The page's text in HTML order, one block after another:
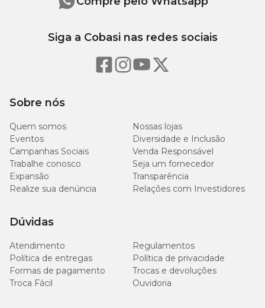
Sobre nós
Quem somos
Nossas lojas
Eventos
Diversidade e Inclusão
Campanhas Sociais
Venda Responsável
Trabalhe conosco
Seja um fornecedor
Expansão
Transparência
Realize sua denúncia
Relações com Investidores
Dúvidas
Atendimento
Regulamentos
Política de entregas
Política de privacidade
Formas de pagamento
Trocas e devoluções
Troca Fácil
Ouvidoria
Siga a Cobasi nas redes sociais